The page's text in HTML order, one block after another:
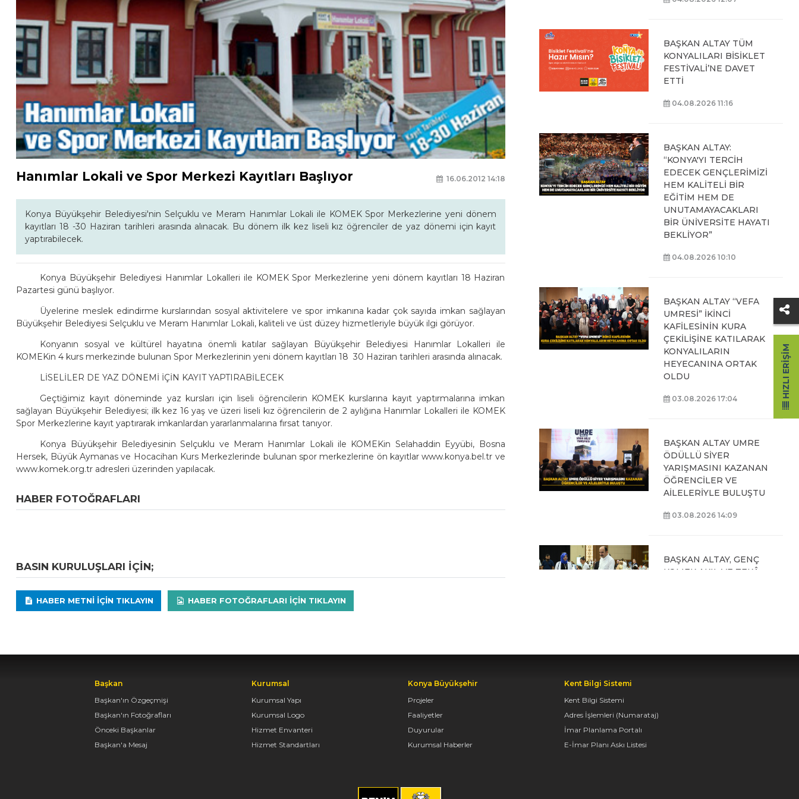
Hanımlar Lokali ve Spor Merkezi Kayıtları Başlıyor 16.06.2012 14:18
Konya Büyükşehir Belediyesi'nin Selçuklu ve Meram Hanımlar Lokali ile KOMEK Spor Merkezlerine yeni dönem
kayıtları 18 -30 Haziran tarihleri arasında alınacak. Bu dönem ilk kez liseli kız öğrenciler de yaz dönemi için kayıt
yaptırabilecek.
Konya Büyükşehir Belediyesi Hanımlar Lokalleri ile KOMEK Spor Merkezlerine yeni dönem kayıtları 18 Haziran
Pazartesi günü başlıyor.
Üyelerine meslek edindirme kurslarından sosyal aktivitelere ve spor imkanına kadar çok sayıda imkan sağlayan
Büyükşehir Belediyesi Selçuklu ve Meram Hanımlar Lokali, kaliteli ve üst düzey hizmetleriyle büyük ilgi görüyor.
Konyanın sosyal ve kültürel hayatına önemli katılar sağlayan Büyükşehir Belediyesi Hanımlar Lokalleri ile
KOMEKin 4 kurs merkezinde bulunan Spor Merkezlerinin yeni dönem kayıtları 18  30 Haziran tarihleri arasında alınacak.
LİSELİLER DE YAZ DÖNEMİ İÇİN KAYIT YAPTIRABİLECEK
Geçtiğimiz kayıt döneminde yaz kursları için liseli öğrencilerin KOMEK kurslarına kayıt yaptırmalarına imkan
sağlayan Büyükşehir Belediyesi; ilk kez 16 yaş ve üzeri liseli kız öğrencilerin de 2 aylığına Hanımlar Lokalleri ile KOMEK
Spor Merkezlerine kayıt yaptırarak imkanlardan yararlanmalarına fırsat tanıyor.
Konya Büyükşehir Belediyesinin Selçuklu ve Meram Hanımlar Lokali ile KOMEKin Selahaddin Eyyübi, Bosna
Hersek, Büyük Aymanas ve Hocacihan Kurs Merkezlerinde bulunan spor merkezlerine ön kayıtlar www.konya.bel.tr ve
www.komek.org.tr adresleri üzerinden yapılacak.
HABER FOTOĞRAFLARI
BASIN KURULUŞLARI IÇIN;
HABER METNI IÇIN TIKLAYIN HABER FOTOĞRAFLARI IÇIN TIKLAYIN
BAŞKAN ALTAY TÜM
KONYALILARI BİSİKLET
FESTİVALİ’NE DAVET
ETTİ
04.08.2026 11:16
BAŞKAN ALTAY:
“KONYA'YI TERCİH
EDECEK GENÇLERİMİZİ
HEM KALİTELİ BİR
EĞİTİM HEM DE
UNUTAMAYACAKLARI
BİR ÜNİVERSİTE HAYATI
BEKLİYOR”
04.08.2026 10:10
BAŞKAN ALTAY “VEFA
UMRESİ” İKİNCİ
KAFİLESİNİN KURA
ÇEKİLİŞİNE KATILARAK
KONYALILARIN
HEYECANINA ORTAK
OLDU
03.08.2026 17:04
BAŞKAN ALTAY UMRE
ÖDÜLLÜ SİYER
YARIŞMASINI KAZANAN
ÖĞRENCİLER VE
AİLELERİYLE BULUŞTU
03.08.2026 14:09
BAŞKAN ALTAY, GENÇ
KOMEK AKIL VE ZEKÂ
Başkan
Başkan'ın Özgeçmişi
Başkan'ın Fotoğrafları
Önceki Başkanlar
Başkan'a Mesaj
Kurumsal
Kurumsal Yapı
Kurumsal Logo
Hizmet Envanteri
Hizmet Standartları
Konya Büyükşehir
Projeler
Faaliyetler
Duyurular
Kurumsal Haberler
Kent Bilgi Sistemi
Kent Bilgi Sistemi
Adres İşlemleri (Numarataj)
İmar Planlama Portalı
E-İmar Planı Askı Listesi
HIZLI ERIŞIM